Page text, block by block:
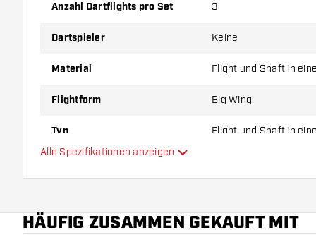
Dicke der Flights aus, um herauszufinden, welche
Anzahl Dartflights pro Set 3
Dartspieler Keine
Material Flight und Shaft in
Flightform Big Wing
Typ Flight und Shaft in
Hauptfarbe
Alle Spezifikationen anzeigen
HÄUFIG ZUSAMMEN GEKAUFT MIT